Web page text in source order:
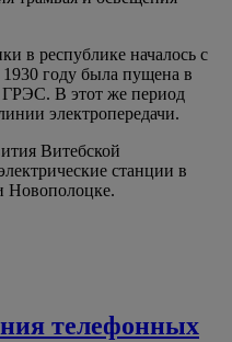
в республике началось с
1930 году была пущена в
ГРЭС. В этот же период
электропередачи.
Витебской
станции в
Новополоцке.
телефонных